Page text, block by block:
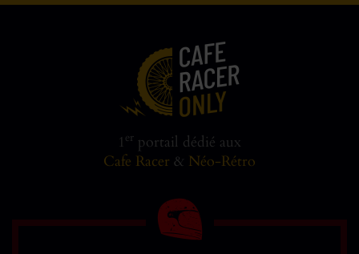
1 er portail dédié aux
Cafe Racer & Néo-Rétro